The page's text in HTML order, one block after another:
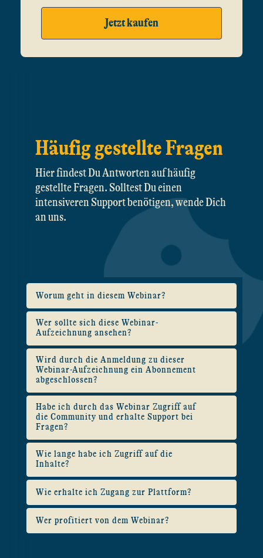
Jetzt kaufen
Häufig gestellte Fragen
Hier findest Du Antworten auf häufig
gestellte Fragen. Solltest Du einen
intensiveren Support benötigen, wende Dich
an uns.
Worum geht in diesem Webinar?
Wer sollte sich diese Webinar-
Aufzeichnung ansehen?
Wird durch die Anmeldung zu dieser
Webinar-Aufzeichnung ein Abonnement
abgeschlossen?
Habe ich durch das Webinar Zugriff auf
die Community und erhalte Support bei
Fragen?
Wie lange habe ich Zugriff auf die
Inhalte?
Wie erhalte ich Zugang zur Plattform?
Wer profitiert von dem Webinar?